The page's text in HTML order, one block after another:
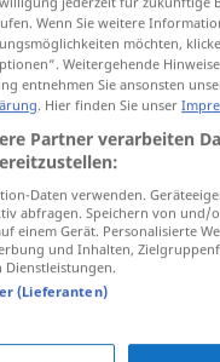
überspannt
für
,gestresst
Wenn Sie weitere
möchten,
Weitergehende
entnehmen Sie ansonsten
. Hier finden Sie unser
Partner verarbeiten
Daten verwenden.
abfragen. Speichern von und/
einem Gerät. Personalisierte
und Inhalten,
Dienstleistungen.
(Lieferanten)